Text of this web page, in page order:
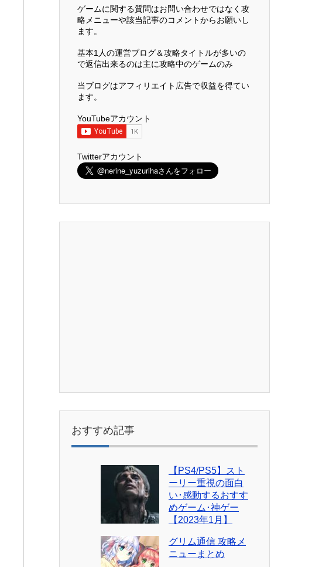
ゲームに関する質問はお問い合わせではなく攻
略メニューや該当記事のコメントからお願いし
ます。
基本1人の運営ブログ＆攻略タイトルが多いの
で返信出来るのは主に攻略中のゲームのみ
当ブログはアフィリエイト広告で収益を得てい
ます。
YouTubeアカウント
Twitterアカウント
おすすめ記事
【PS4/PS5】スト
ーリー重視の面白
い･感動するおすす
めゲーム･神ゲー
【2023年1月】
グリム通信 攻略メ
ニューまとめ